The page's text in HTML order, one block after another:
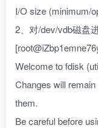
I/O size (minimum/
2、对/dev/vdb磁盘
Welcome to fdisk
Changes will
them.
Be careful before